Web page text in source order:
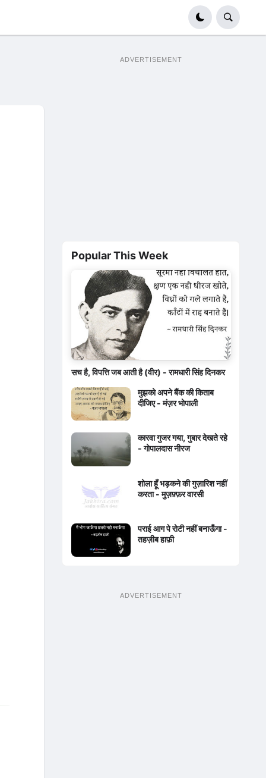
ADVERTISEMENT
Popular This Week
सच है, विपत्ति जब आती है (वीर) - रामधारी सिंह दिनकर
मुझको अपने बैंक की किताब
दीजिए - मंज़र भोपाली
कारवा गुजर गया, गुबार देखते रहे
- गोपालदास नीरज
शोला हूँ भड़कने की गुज़ारिश नहीं
करता - मुज़फ़्फ़र वारसी
पराई आग पे रोटी नहीं बनाऊँगा -
तहज़ीब हाफ़ी
ADVERTISEMENT